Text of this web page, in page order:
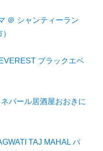
＠ シャンティーラン
ブラックエベ
パール居酒屋おおきに
TAJ MAHAL バ